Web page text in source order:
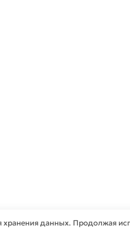
данных. Продолжая